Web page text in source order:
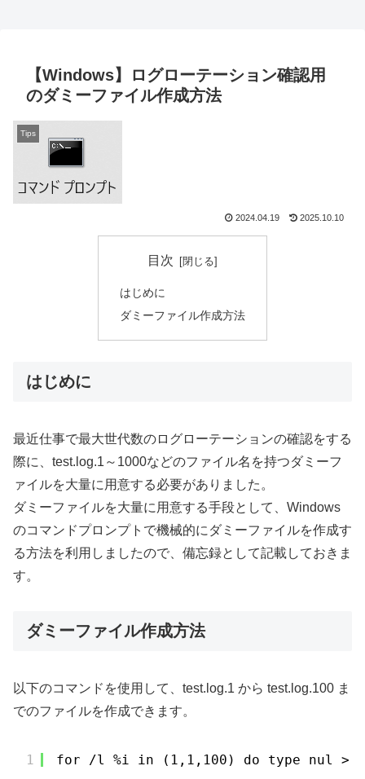
【Windows】ログローテーション確認用
のダミーファイル作成方法
Tips
2024.04.19 2025.10.10
目次
はじめに
ダミーファイル作成方法
はじめに
最近仕事で最大世代数のログローテーションの確認をする
際に、test.log.1～1000などのファイル名を持つダミーフ
ァイルを大量に用意する必要がありました。
ダミーファイルを大量に用意する手段として、Windows
のコマンドプロンプトで機械的にダミーファイルを作成す
る方法を利用しましたので、備忘録として記載しておきま
す。
ダミーファイル作成方法
以下のコマンドを使用して、test.log.1 から test.log.100 ま
でのファイルを作成できます。
1 for /l %i in (1,1,100) do type nul >